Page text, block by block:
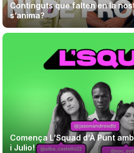
Continguts que falten en la
s’anima?
Comença L’Squad d’À Punt
i Julio!